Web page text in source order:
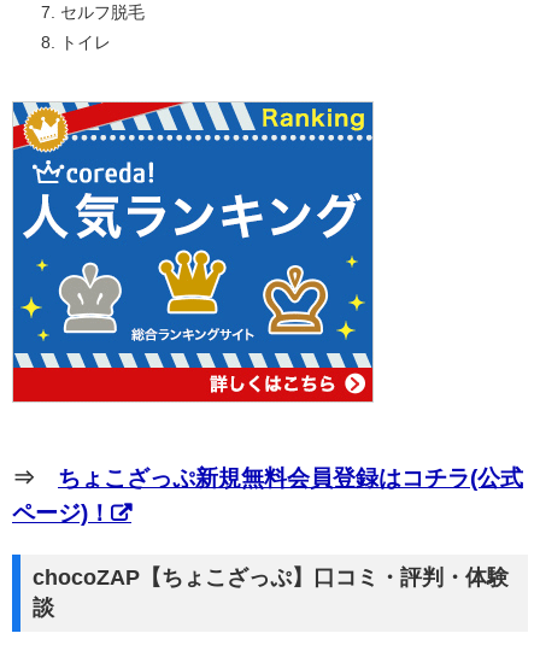
セルフ脱毛
トイレ
⇒ ちょこざっぷ新規無料会員登録はコチラ(公式
ページ)！
chocoZAP【ちょこざっぷ】口コミ・評判・体験
談